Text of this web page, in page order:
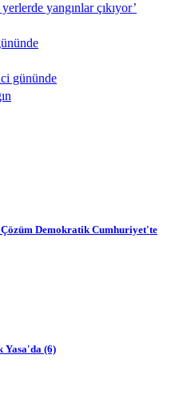
yangınlar çıkıyor’
gününde
Demokratik Cumhuriyet'te
Yasa'da (6)